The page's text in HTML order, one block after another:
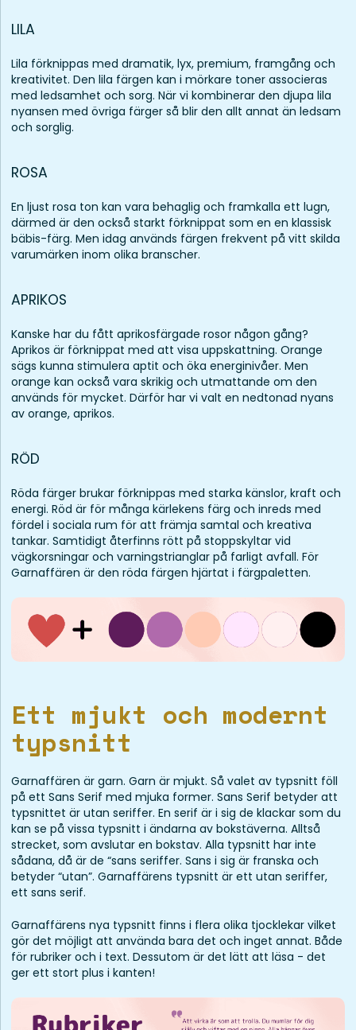
LILA
Lila förknippas med dramatik, lyx, premium, framgång och
kreativitet. Den lila färgen kan i mörkare toner associeras
med ledsamhet och sorg. När vi kombinerar den djupa lila
nyansen med övriga färger så blir den allt annat än ledsam
och sorglig.
ROSA
En ljust rosa ton kan vara behaglig och framkalla ett lugn,
därmed är den också starkt förknippat som en en klassisk
bäbis-färg. Men idag används färgen frekvent på vitt skilda
varumärken inom olika branscher.
APRIKOS
Kanske har du fått aprikosfärgade rosor någon gång?
Aprikos är förknippat med att visa uppskattning. Orange
sägs kunna stimulera aptit och öka energinivåer. Men
orange kan också vara skrikig och utmattande om den
används för mycket. Därför har vi valt en nedtonad nyans
av orange, aprikos.
RÖD
Röda färger brukar förknippas med starka känslor, kraft och
energi. Röd är för många kärlekens färg och inreds med
fördel i sociala rum för att främja samtal och kreativa
tankar. Samtidigt återfinns rött på stoppskyltar vid
vägkorsningar och varningstrianglar på farligt avfall. För
Garnaffären är den röda färgen hjärtat i färgpaletten.
Ett mjukt och modernt
typsnitt
Garnaffären är garn. Garn är mjukt. Så valet av typsnitt föll
på ett Sans Serif med mjuka former. Sans Serif betyder att
typsnittet är utan seriffer. En serif är i sig de klackar som du
kan se på vissa typsnitt i ändarna av bokstäverna. Alltså
strecket, som avslutar en bokstav. Alla typsnitt har inte
sådana, då är de “sans seriffer. Sans i sig är franska och
betyder “utan”. Garnaffärens typsnitt är ett utan seriffer,
ett sans serif.
Garnaffärens nya typsnitt finns i flera olika tjocklekar vilket
gör det möjligt att använda bara det och inget annat. Både
för rubriker och i text. Dessutom är det lätt att läsa - det
ger ett stort plus i kanten!